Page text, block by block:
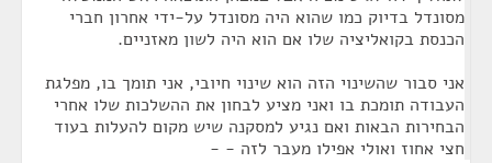
מסונדל בדיוק כמו שהוא היה מסונדל על-ידי אחרון חברי
הכנסת בקואליציה שלו אם הוא היה לשון מאזניים.
אני סבור שהשינוי הזה הוא שינוי חיובי, אני תומך בו, מפלגת
העבודה תומכת בו ואני מציע לבחון את ההשלכות שלו אחרי
הבחירות הבאות ואם נגיע למסקנה שיש מקום להעלות בעוד
חצי אחוז ואולי אפילו מעבר לזה - -